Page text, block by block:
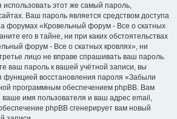
этот же самый пароль,
Ваш пароль является средством доступа
форумах «Кровельный форум - Все о скатных
его в тайне, ни при каких обстоятельствах
форум - Все о скатных кровлях», ни
лицо не вправе спрашивать ваш пароль.
ваш пароль к вашей учётной записи, вы
функцией восстановления пароля «Забыли
программным обеспечением phpBB. Вам
ваше имя пользователя и ваш адрес email,
phpBB сгенерирует вам новый